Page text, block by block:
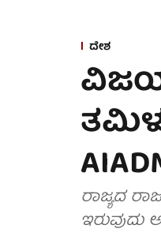
ದೇಶ
ವಿಜಯ್
ರಾಜ್ಯದ